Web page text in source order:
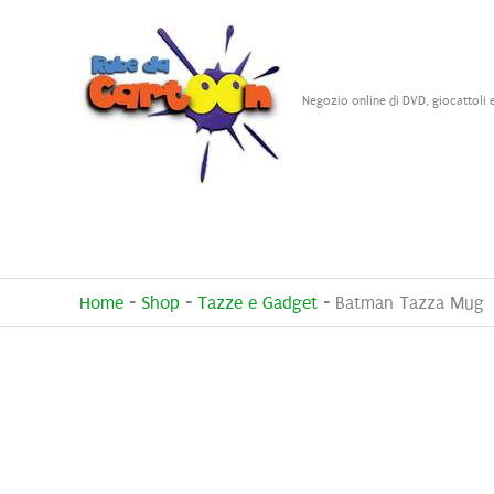
Negozio online di DVD, giocattoli
Home - Shop - Tazze e Gadget - Batman Tazza Mug